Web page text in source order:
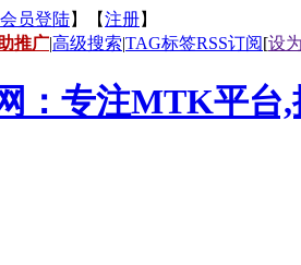
会员登陆】【注册】
推广|高级搜索|TAG标签RSS订阅[设